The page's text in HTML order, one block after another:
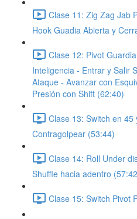
Clase 11: Zig Zag Jab
Hook Guadia Abierta y
Clase 12: Pivot
Inteligencia - Entrar y Salir
Ataque - Avanzar con
Presión con Shift (62:40)
Clase 13: Switch en
Contragolpear (53:44)
Clase 14: Roll Under
Shuffle hacia adentro
Clase 15: Switch Pivot